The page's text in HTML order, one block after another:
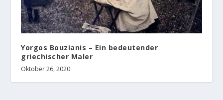
Yorgos Bouzianis – Ein bedeutender
griechischer Maler
Oktober 26, 2020